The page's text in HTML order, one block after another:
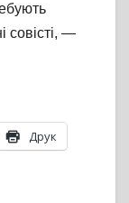
совісті, —
Друк